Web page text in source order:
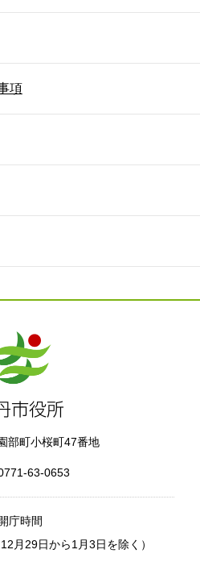
項
部町小桜町47番地
63-0653
庁時間
12月29日から1月3日を除く）